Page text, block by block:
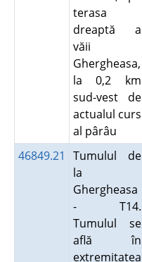
terasa
dreaptă a
văii
Ghergheasa,
la 0,2 km
sud-vest de
actualul curs
al pârâu
46849.21
Tumulul de
la
Ghergheasa
- T14.
Tumulul se
află în
extremitatea